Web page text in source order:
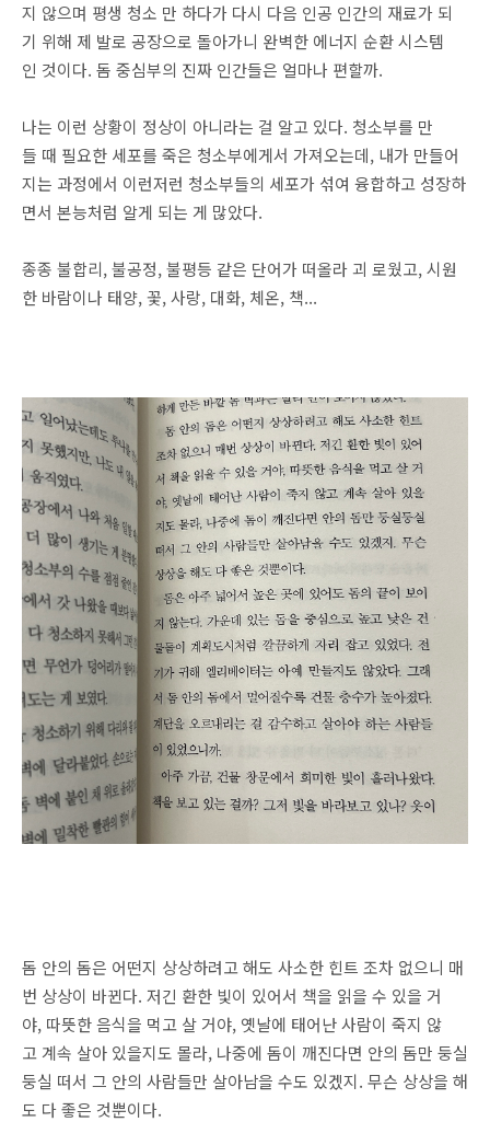
지 않으며 평생 청소 만 하다가 다시 다음 인공 인간의 재료가 되
기 위해 제 발로 공장으로 돌아가니 완벽한 에너지 순환 시스템
인 것이다. 돔 중심부의 진짜 인간들은 얼마나 편할까.
나는 이런 상황이 정상이 아니라는 걸 알고 있다. 청소부를 만
들 때 필요한 세포를 죽은 청소부에게서 가져오는데, 내가 만들어
지는 과정에서 이런저런 청소부들의 세포가 섞여 융합하고 성장하
면서 본능처럼 알게 되는 게 많았다.
종종 불합리, 불공정, 불평등 같은 단어가 떠올라 괴 로웠고, 시원
한 바람이나 태양, 꽃, 사랑, 대화, 체온, 책...
돔 안의 돔은 어떤지 상상하려고 해도 사소한 힌트 조차 없으니 매
번 상상이 바뀐다. 저긴 환한 빛이 있어서 책을 읽을 수 있을 거
야, 따뜻한 음식을 먹고 살 거야, 옛날에 태어난 사람이 죽지 않
고 계속 살아 있을지도 몰라, 나중에 돔이 깨진다면 안의 돔만 둥실
둥실 떠서 그 안의 사람들만 살아남을 수도 있겠지. 무슨 상상을 해
도 다 좋은 것뿐이다.